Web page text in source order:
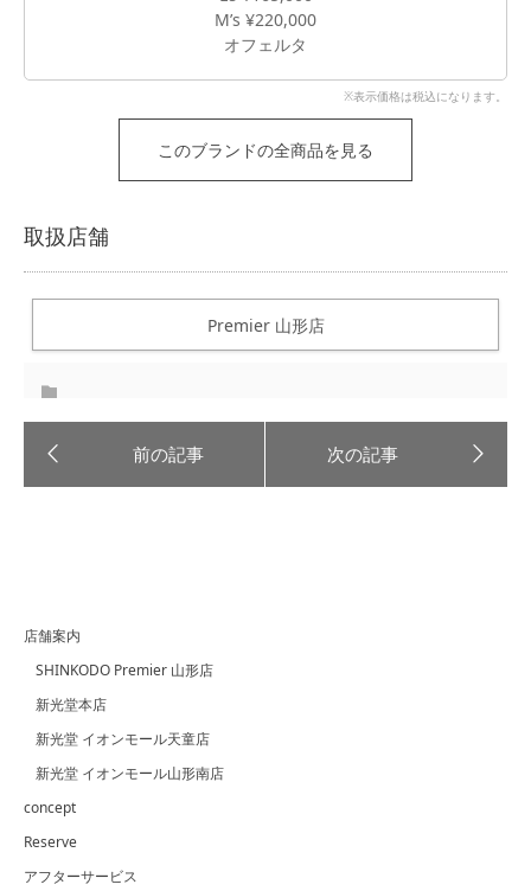
M’s ¥220,000
オフェルタ
※表示価格は税込になります。
このブランドの全商品を見る
取扱店舗
Premier 山形店
店舗案内
SHINKODO Premier 山形店
新光堂本店
新光堂 イオンモール天童店
新光堂 イオンモール山形南店
concept
Reserve
アフターサービス